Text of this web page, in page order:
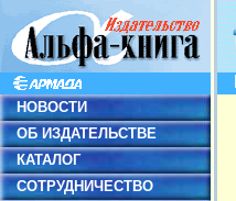
НОВОСТИ
ОБ ИЗДАТЕЛЬСТВЕ
КАТАЛОГ
СОТРУДНИЧЕСТВО